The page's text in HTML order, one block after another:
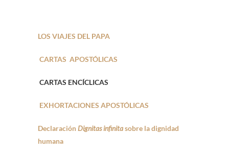
LOS VIAJES DEL PAPA
CARTAS APOSTÓLICAS
CARTAS ENCÍCLICAS
EXHORTACIONES APOSTÓLICAS
DeclaraciónDignitas infinitasobre la dignidad
humana